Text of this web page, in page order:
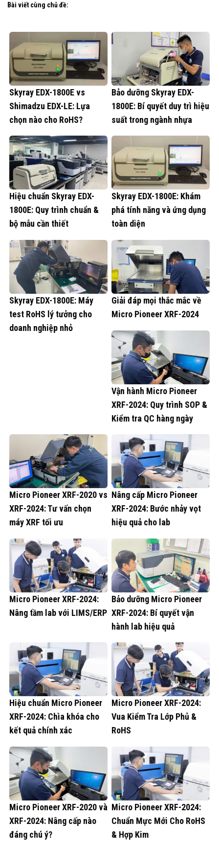
Bài viết cùng chủ đề:
Skyray EDX-1800E vs
Shimadzu EDX-LE: Lựa
chọn nào cho RoHS?
Bảo dưỡng Skyray EDX-
1800E: Bí quyết duy trì hiệu
suất trong ngành nhựa
Hiệu chuẩn Skyray EDX-
1800E: Quy trình chuẩn &
bộ mẫu cần thiết
Skyray EDX-1800E: Khám
phá tính năng và ứng dụng
toàn diện
Skyray EDX-1800E: Máy
test RoHS lý tưởng cho
doanh nghiệp nhỏ
Giải đáp mọi thắc mắc về
Micro Pioneer XRF-2024
Vận hành Micro Pioneer
XRF-2024: Quy trình SOP &
Kiểm tra QC hàng ngày
Micro Pioneer XRF-2020 vs
XRF-2024: Tư vấn chọn
máy XRF tối ưu
Nâng cấp Micro Pioneer
XRF-2024: Bước nhảy vọt
hiệu quả cho lab
Micro Pioneer XRF-2024:
Nâng tầm lab với LIMS/ERP
Bảo dưỡng Micro Pioneer
XRF-2024: Bí quyết vận
hành lab hiệu quả
Hiệu chuẩn Micro Pioneer
XRF-2024: Chìa khóa cho
kết quả chính xác
Micro Pioneer XRF-2024:
Vua Kiểm Tra Lớp Phủ &
RoHS
Micro Pioneer XRF-2020 và
XRF-2024: Nâng cấp nào
đáng chú ý?
Micro Pioneer XRF-2024:
Chuẩn Mực Mới Cho RoHS
& Hợp Kim